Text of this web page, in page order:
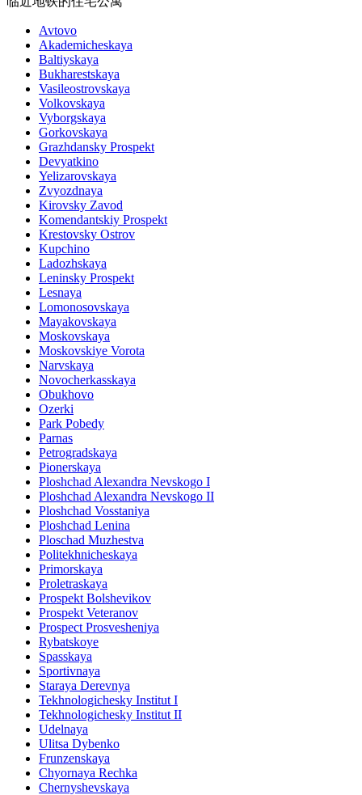
Avtovo
Akademicheskaya
Baltiyskaya
Bukharestskaya
Vasileostrovskaya
Volkovskaya
Vyborgskaya
Gorkovskaya
Grazhdansky Prospekt
Devyatkino
Yelizarovskaya
Zvyozdnaya
Kirovsky Zavod
Komendantskiy Prospekt
Krestovsky Ostrov
Kupchino
Ladozhskaya
Leninsky Prospekt
Lesnaya
Lomonosovskaya
Mayakovskaya
Moskovskaya
Moskovskiye Vorota
Narvskaya
Novocherkasskaya
Obukhovo
Ozerki
Park Pobedy
Parnas
Petrogradskaya
Pionerskaya
Ploshchad Alexandra Nevskogo I
Ploshchad Alexandra Nevskogo II
Ploshchad Vosstaniya
Ploshchad Lenina
Ploschad Muzhestva
Politekhnicheskaya
Primorskaya
Proletraskaya
Prospekt Bolshevikov
Prospekt Veteranov
Prospect Prosvesheniya
Rybatskoye
Spasskaya
Sportivnaya
Staraya Derevnya
Tekhnologichesky Institut I
Tekhnologichesky Institut II
Udelnaya
Ulitsa Dybenko
Frunzenskaya
Chyornaya Rechka
Chernyshevskaya